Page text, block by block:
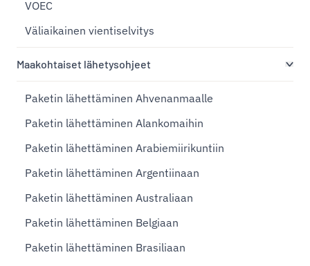
VOEC
Väliaikainen vientiselvitys
Maakohtaiset lähetysohjeet
Paketin lähettäminen Ahvenanmaalle
Paketin lähettäminen Alankomaihin
Paketin lähettäminen Arabiemiirikuntiin
Paketin lähettäminen Argentiinaan
Paketin lähettäminen Australiaan
Paketin lähettäminen Belgiaan
Paketin lähettäminen Brasiliaan